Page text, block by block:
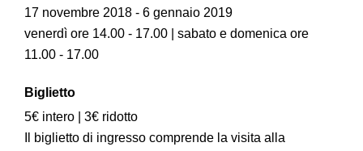
17 novembre 2018 - 6 gennaio 2019
venerdì ore 14.00 - 17.00 | sabato e domenica ore
11.00 - 17.00
Biglietto
5€ intero | 3€ ridotto
Il biglietto di ingresso comprende la visita alla